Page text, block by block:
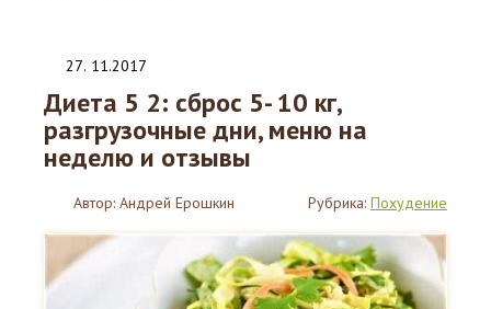
27. 11.2017
Диета 5 2: сброс 5- 10 кг,
разгрузочные дни, меню на
неделю и отзывы
Автор: Андрей Ерошкин Рубрика: Похудение